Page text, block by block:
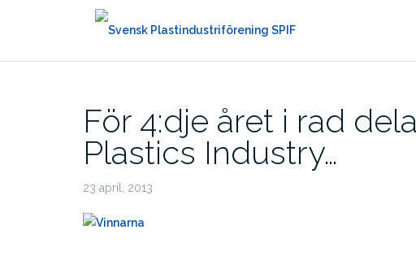
För 4:dje året i rad
Plastics Industry…
23 april, 2013